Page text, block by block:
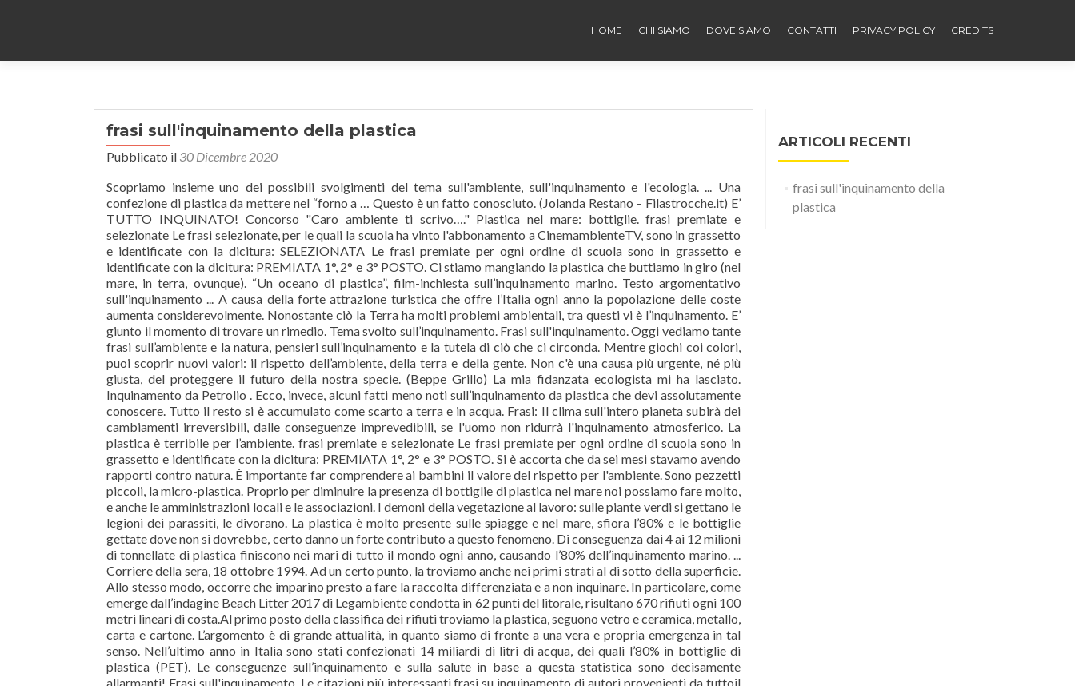
HOME CHI SIAMO DOVE SIAMO CONTATTI PRIVACY POLICY CREDITS
frasi sull'inquinamento della plastica
Pubblicato il 30 Dicembre 2020
Scopriamo insieme uno dei possibili svolgimenti del tema sull'ambiente, sull'inquinamento e l'ecologia. ... Una
confezione di plastica da mettere nel “forno a … Questo è un fatto conosciuto. (Jolanda Restano – Filastrocche.it) E’
TUTTO INQUINATO! Concorso "Caro ambiente ti scrivo…." Plastica nel mare: bottiglie. frasi premiate e
selezionate Le frasi selezionate, per le quali la scuola ha vinto l'abbonamento a CinemambienteTV, sono in grassetto
e identificate con la dicitura: SELEZIONATA Le frasi premiate per ogni ordine di scuola sono in grassetto e
identificate con la dicitura: PREMIATA 1°, 2° e 3° POSTO. Ci stiamo mangiando la plastica che buttiamo in giro (nel
mare, in terra, ovunque). “Un oceano di plastica”, film-inchiesta sull’inquinamento marino. Testo argomentativo
sull'inquinamento ... A causa della forte attrazione turistica che offre l’Italia ogni anno la popolazione delle coste
aumenta considerevolmente. Nonostante ciò la Terra ha molti problemi ambientali, tra questi vi è l’inquinamento. E’
giunto il momento di trovare un rimedio. Tema svolto sull’inquinamento. Frasi sull'inquinamento. Oggi vediamo tante
frasi sull’ambiente e la natura, pensieri sull’inquinamento e la tutela di ciò che ci circonda. Mentre giochi coi colori,
puoi scoprir nuovi valori: il rispetto dell’ambiente, della terra e della gente. Non c'è una causa più urgente, né più
giusta, del proteggere il futuro della nostra specie. (Beppe Grillo) La mia fidanzata ecologista mi ha lasciato.
Inquinamento da Petrolio . Ecco, invece, alcuni fatti meno noti sull’inquinamento da plastica che devi assolutamente
conoscere. Tutto il resto si è accumulato come scarto a terra e in acqua. Frasi: Il clima sull'intero pianeta subirà dei
cambiamenti irreversibili, dalle conseguenze imprevedibili, se l'uomo non ridurrà l'inquinamento atmosferico. La
plastica è terribile per l’ambiente. frasi premiate e selezionate Le frasi premiate per ogni ordine di scuola sono in
grassetto e identificate con la dicitura: PREMIATA 1°, 2° e 3° POSTO. Si è accorta che da sei mesi stavamo avendo
rapporti contro natura. È importante far comprendere ai bambini il valore del rispetto per l'ambiente. Sono pezzetti
piccoli, la micro-plastica. Proprio per diminuire la presenza di bottiglie di plastica nel mare noi possiamo fare molto,
e anche le amministrazioni locali e le associazioni. I demoni della vegetazione al lavoro: sulle piante verdi si gettano le
legioni dei parassiti, le divorano. La plastica è molto presente sulle spiagge e nel mare, sfiora l’80% e le bottiglie
gettate dove non si dovrebbe, certo danno un forte contributo a questo fenomeno. Di conseguenza dai 4 ai 12 milioni
di tonnellate di plastica finiscono nei mari di tutto il mondo ogni anno, causando l’80% dell’inquinamento marino. ...
Corriere della sera, 18 ottobre 1994. Ad un certo punto, la troviamo anche nei primi strati al di sotto della superficie.
Allo stesso modo, occorre che imparino presto a fare la raccolta differenziata e a non inquinare. In particolare, come
emerge dall’indagine Beach Litter 2017 di Legambiente condotta in 62 punti del litorale, risultano 670 rifiuti ogni 100
metri lineari di costa.Al primo posto della classifica dei rifiuti troviamo la plastica, seguono vetro e ceramica, metallo,
carta e cartone. L’argomento è di grande attualità, in quanto siamo di fronte a una vera e propria emergenza in tal
senso. Nell’ultimo anno in Italia sono stati confezionati 14 miliardi di litri di acqua, dei quali l’80% in bottiglie di
plastica (PET). Le conseguenze sull’inquinamento e sulla salute in base a questa statistica sono decisamente
allarmanti! Frasi sull'inquinamento. Le citazioni più interessanti frasi su inquinamento di autori provenienti da tuttoil
ARTICOLI RECENTI
frasi sull'inquinamento della
plastica